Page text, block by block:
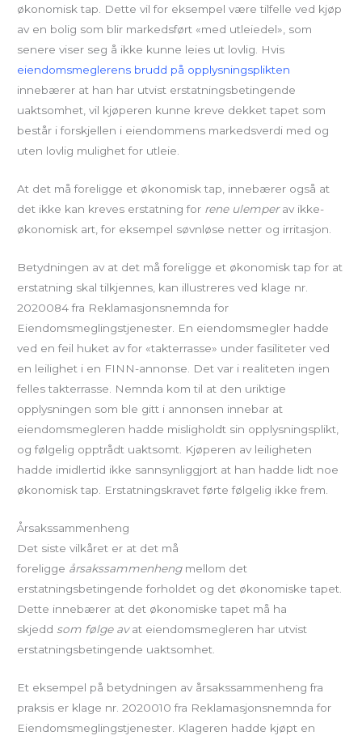
økonomisk tap. Dette vil for eksempel være tilfelle ved kjøp
av en bolig som blir markedsført «med utleiedel», som
senere viser seg å ikke kunne leies ut lovlig. Hvis
eiendomsmeglerens brudd på opplysningsplikten
innebærer at han har utvist erstatningsbetingende
uaktsomhet, vil kjøperen kunne kreve dekket tapet som
består i forskjellen i eiendommens markedsverdi med og
uten lovlig mulighet for utleie.
At det må foreligge et økonomisk tap, innebærer også at
det ikke kan kreves erstatning for rene ulemperav ikke-
økonomisk art, for eksempel søvnløse netter og irritasjon.
Betydningen av at det må foreligge et økonomisk tap for at
erstatning skal tilkjennes, kan illustreres ved klage nr.
2020084 fra Reklamasjonsnemnda for
Eiendomsmeglingstjenester. En eiendomsmegler hadde
ved en feil huket av for «takterrasse» under fasiliteter ved
en leilighet i en FINN-annonse. Det var i realiteten ingen
felles takterrasse. Nemnda kom til at den uriktige
opplysningen som ble gitt i annonsen innebar at
eiendomsmegleren hadde misligholdt sin opplysningsplikt,
og følgelig opptrådt uaktsomt. Kjøperen av leiligheten
hadde imidlertid ikke sannsynliggjort at han hadde lidt noe
økonomisk tap. Erstatningskravet førte følgelig ikke frem.
Årsakssammenheng
Det siste vilkåret er at det må
foreligge årsakssammenheng mellom det
erstatningsbetingende forholdet og det økonomiske tapet.
Dette innebærer at det økonomiske tapet må ha
skjedd som følge avat eiendomsmegleren har utvist
erstatningsbetingende uaktsomhet.
Et eksempel på betydningen av årsakssammenheng fra
praksis er klage nr. 2020010 fra Reklamasjonsnemnda for
Eiendomsmeglingstjenester. Klageren hadde kjøpt en